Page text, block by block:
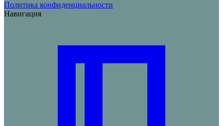
Политика конфиденциальности
Навигация